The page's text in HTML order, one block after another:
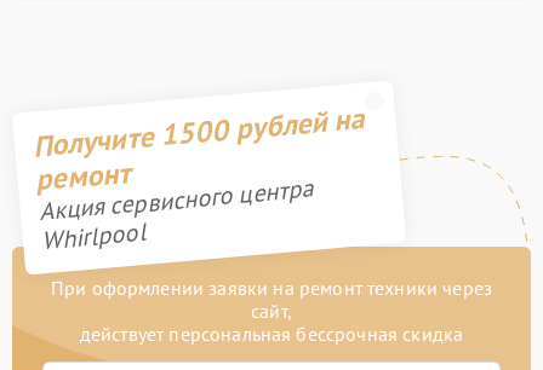
Получите 1500 рублей на
ремонт
Акция сервисного центра
Whirlpool
При оформлении заявки на ремонт техники через
сайт,
действует персональная бессрочная скидка